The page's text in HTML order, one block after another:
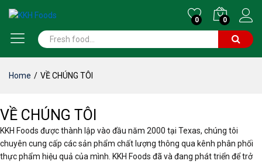
0 0
Home / VỀ CHÚNG TÔI
VỀ CHÚNG TÔI
KKH Foods được thành lập vào đầu năm 2000 tại Texas, chúng tôi
chuyên cung cấp các sản phẩm chất lượng thông qua kênh phân phối
thực phẩm hiệu quả của mình. KKH Foods đã và đang phát triển để trở